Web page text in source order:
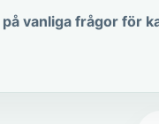
på vanliga frågor för